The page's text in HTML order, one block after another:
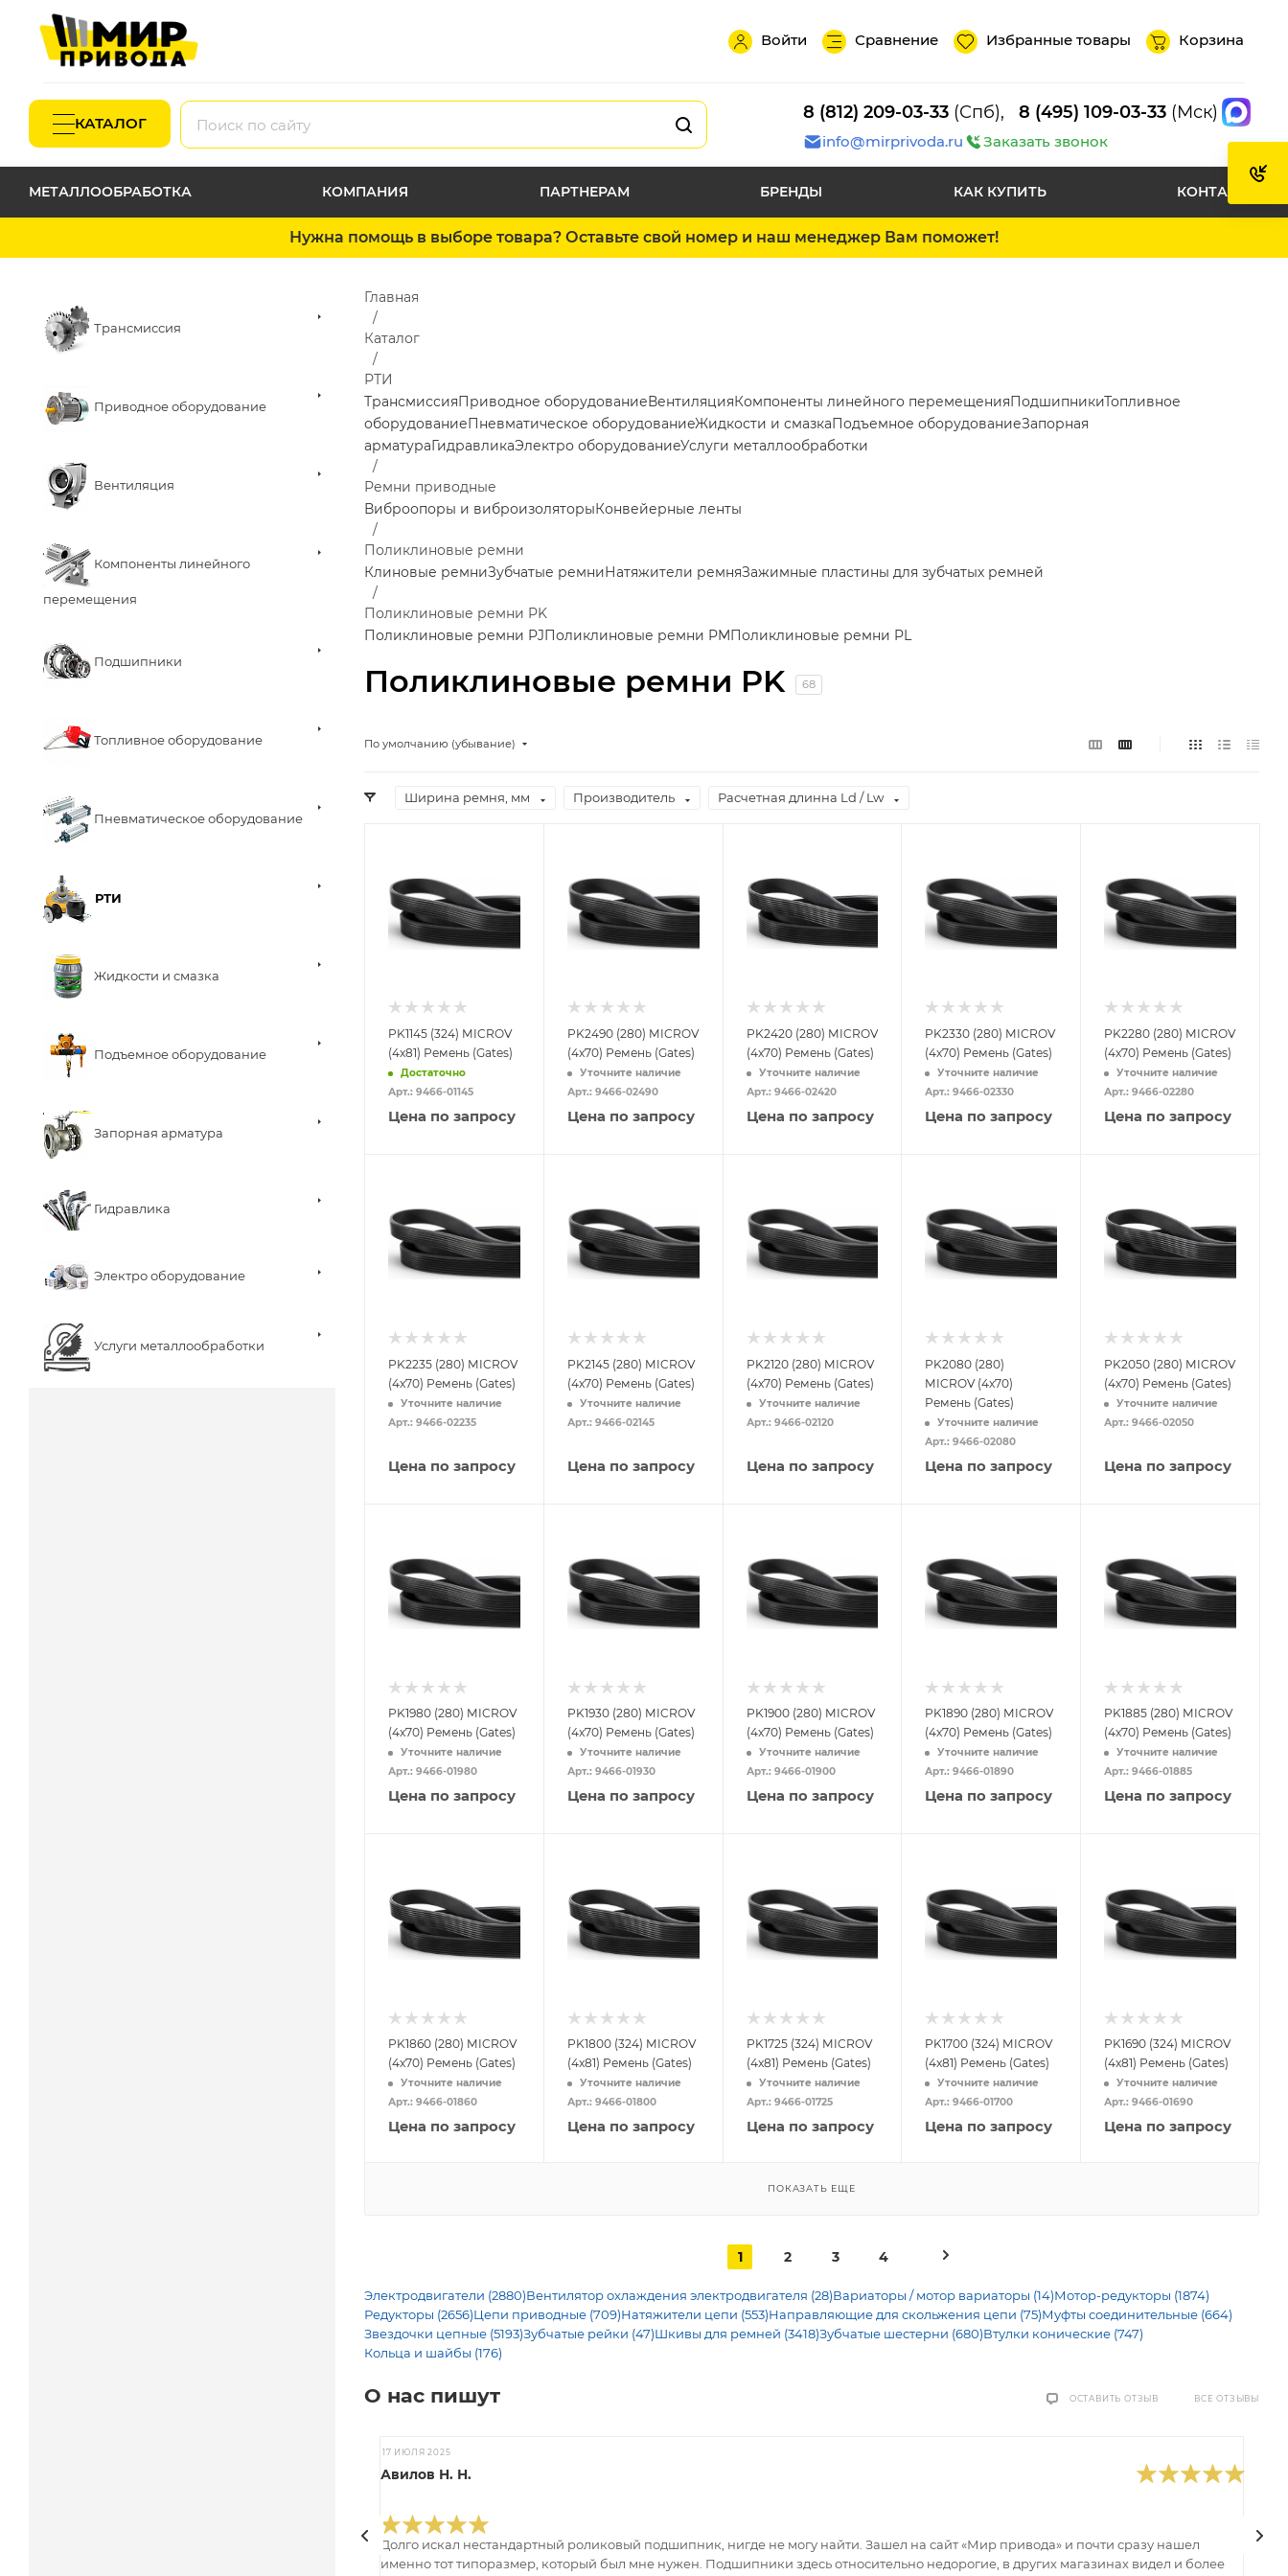
Войти Сравнение Избранные товары Корзина
КАТАЛОГ
8 (812) 209-03-33 (Спб), 8 (495) 109-03-33 (Мск)
info@mirprivoda.ru Заказать звонок
МЕТАЛЛООБРАБОТКА КОМПАНИЯ ПАРТНЕРАМ БРЕНДЫ КАК КУПИТЬ КОНТАКТЫ
Нужна помощь в выборе товара? Оставьте свой номер и наш менеджер Вам поможет!
Трансмиссия
Приводное оборудование
Вентиляция
Компоненты линейного
перемещения
Подшипники
Топливное оборудование
Пневматическое оборудование
РТИ
Жидкости и смазка
Подъемное оборудование
Запорная арматура
Гидравлика
Электро оборудование
Услуги металлообработки
Поликлиновые ремни PK 68
Главная
Каталог
РТИ
ТрансмиссияПриводное оборудованиеВентиляцияКомпоненты линейного перемещенияПодшипникиТопливное
оборудованиеПневматическое оборудованиеЖидкости и смазкаПодъемное оборудованиеЗапорная
арматураГидравликаЭлектро оборудованиеУслуги металлообработки
Ремни приводные
Виброопоры и виброизоляторыКонвейерные ленты
Поликлиновые ремни
Клиновые ремниЗубчатые ремниНатяжители ремняЗажимные пластины для зубчатых ремней
Поликлиновые ремни PK
Поликлиновые ремни PJПоликлиновые ремни PMПоликлиновые ремни PL
По умолчанию (убывание)
Ширина ремня, мм Производитель Расчетная длинна Ld / Lw
PK1145 (324) MICROV
(4x81) Ремень (Gates)
Достаточно
Арт.: 9466-01145
Цена по запросу
PK2490 (280) MICROV
(4x70) Ремень (Gates)
Уточните наличие
Арт.: 9466-02490
Цена по запросу
PK2420 (280) MICROV
(4x70) Ремень (Gates)
Уточните наличие
Арт.: 9466-02420
Цена по запросу
PK2330 (280) MICROV
(4x70) Ремень (Gates)
Уточните наличие
Арт.: 9466-02330
Цена по запросу
PK2280 (280) MICROV
(4x70) Ремень (Gates)
Уточните наличие
Арт.: 9466-02280
Цена по запросу
PK2235 (280) MICROV
(4x70) Ремень (Gates)
Уточните наличие
Арт.: 9466-02235
Цена по запросу
PK2145 (280) MICROV
(4x70) Ремень (Gates)
Уточните наличие
Арт.: 9466-02145
Цена по запросу
PK2120 (280) MICROV
(4x70) Ремень (Gates)
Уточните наличие
Арт.: 9466-02120
Цена по запросу
PK2080 (280)
MICROV (4x70)
Ремень (Gates)
Уточните наличие
Арт.: 9466-02080
Цена по запросу
PK2050 (280) MICROV
(4x70) Ремень (Gates)
Уточните наличие
Арт.: 9466-02050
Цена по запросу
PK1980 (280) MICROV
(4x70) Ремень (Gates)
Уточните наличие
Арт.: 9466-01980
Цена по запросу
PK1930 (280) MICROV
(4x70) Ремень (Gates)
Уточните наличие
Арт.: 9466-01930
Цена по запросу
PK1900 (280) MICROV
(4x70) Ремень (Gates)
Уточните наличие
Арт.: 9466-01900
Цена по запросу
PK1890 (280) MICROV
(4x70) Ремень (Gates)
Уточните наличие
Арт.: 9466-01890
Цена по запросу
PK1885 (280) MICROV
(4x70) Ремень (Gates)
Уточните наличие
Арт.: 9466-01885
Цена по запросу
PK1860 (280) MICROV
(4x70) Ремень (Gates)
Уточните наличие
Арт.: 9466-01860
Цена по запросу
PK1800 (324) MICROV
(4x81) Ремень (Gates)
Уточните наличие
Арт.: 9466-01800
Цена по запросу
PK1725 (324) MICROV
(4x81) Ремень (Gates)
Уточните наличие
Арт.: 9466-01725
Цена по запросу
PK1700 (324) MICROV
(4x81) Ремень (Gates)
Уточните наличие
Арт.: 9466-01700
Цена по запросу
PK1690 (324) MICROV
(4x81) Ремень (Gates)
Уточните наличие
Арт.: 9466-01690
Цена по запросу
ПОКАЗАТЬ ЕЩЕ
1 2 3 4
Электродвигатели (2880)Вентилятор охлаждения электродвигателя (28)Вариаторы / мотор вариаторы (14)Мотор-редукторы (1874)
Редукторы (2656)Цепи приводные (709)Натяжители цепи (553)Направляющие для скольжения цепи (75)Муфты соединительные (664)
Звездочки цепные (5193)Зубчатые рейки (47)Шкивы для ремней (3418)Зубчатые шестерни (680)Втулки конические (747)
Кольца и шайбы (176)
О нас пишут ВСЕ ОТЗЫВЫ
ОСТАВИТЬ ОТЗЫВ
17 ИЮЛЯ 2025
Авилов Н. Н.
Долго искал нестандартный роликовый подшипник, нигде не могу найти. Зашел на сайт «Мир привода» и почти сразу нашел
именно тот типоразмер, который был мне нужен. Подшипники здесь относительно недорогие, в других магазинах видел и более